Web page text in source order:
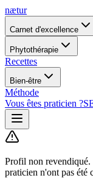
nætur
Carnet d'excellence
Phytothérapie
Recettes
Bien-être
Méthode
Vous êtes praticien ?
Profil non revendiqué.
praticien n'ont pas été